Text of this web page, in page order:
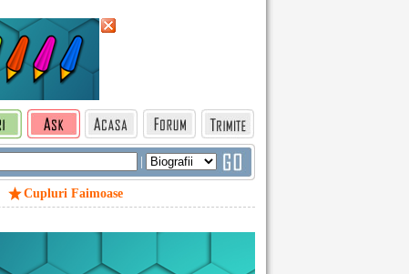
|
Cupluri Faimoase